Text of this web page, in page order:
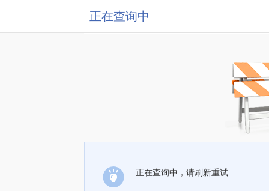
正在查询中
正在查询中，请刷新重试